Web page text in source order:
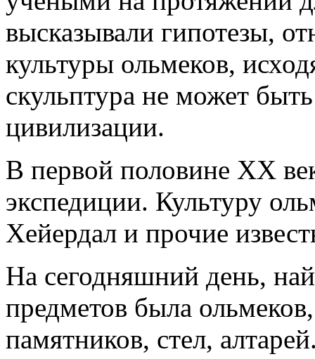
высказывали гипотезы,
культуры ольмеков,
скульптура не может
цивилизации.
В первой половине XX
экспедиции. Культуру
Хейердал и прочие
На сегодняшний день,
предметов была
памятников, стел,